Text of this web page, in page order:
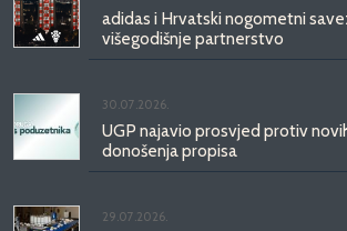
adidas i Hrvatski nogometni
višegodišnje partnerstvo
30.07.2026.
UGP najavio prosvjed protiv
donošenja propisa
29.07.2026.